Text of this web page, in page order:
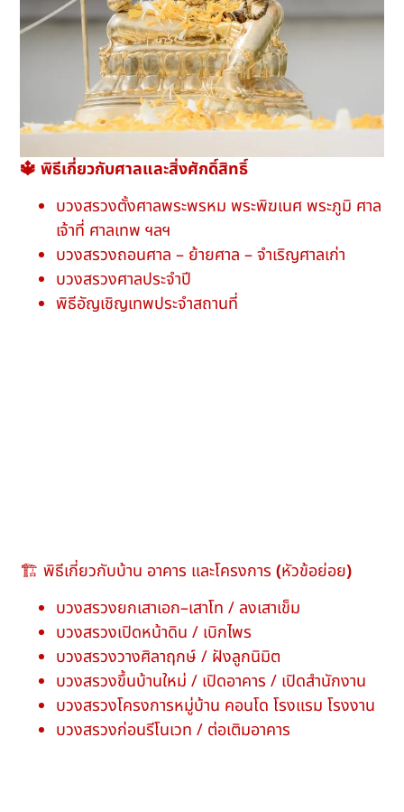
🔱 พิธีเกี่ยวกับศาลและสิ่งศักดิ์สิทธิ์
บวงสรวงตั้งศาลพระพรหม พระพิฆเนศ พระภูมิ ศาล
เจ้าที่ ศาลเทพ ฯลฯ
บวงสรวงถอนศาล – ย้ายศาล – จำเริญศาลเก่า
บวงสรวงศาลประจำปี
พิธีอัญเชิญเทพประจำสถานที่
🏗 พิธีเกี่ยวกับบ้าน อาคาร และโครงการ (หัวข้อย่อย)
บวงสรวงยกเสาเอก–เสาโท / ลงเสาเข็ม
บวงสรวงเปิดหน้าดิน / เบิกไพร
บวงสรวงวางศิลาฤกษ์ / ฝังลูกนิมิต
บวงสรวงขึ้นบ้านใหม่ / เปิดอาคาร / เปิดสำนักงาน
บวงสรวงโครงการหมู่บ้าน คอนโด โรงแรม โรงงาน
บวงสรวงก่อนรีโนเวท / ต่อเติมอาคาร